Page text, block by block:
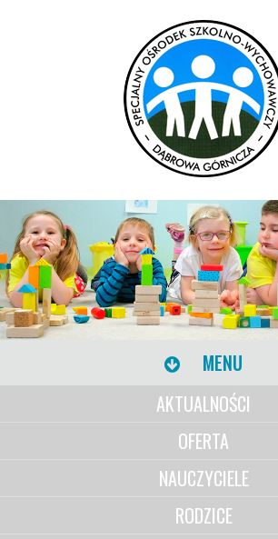
MENU
AKTUALNOŚCI
OFERTA
NAUCZYCIELE
RODZICE